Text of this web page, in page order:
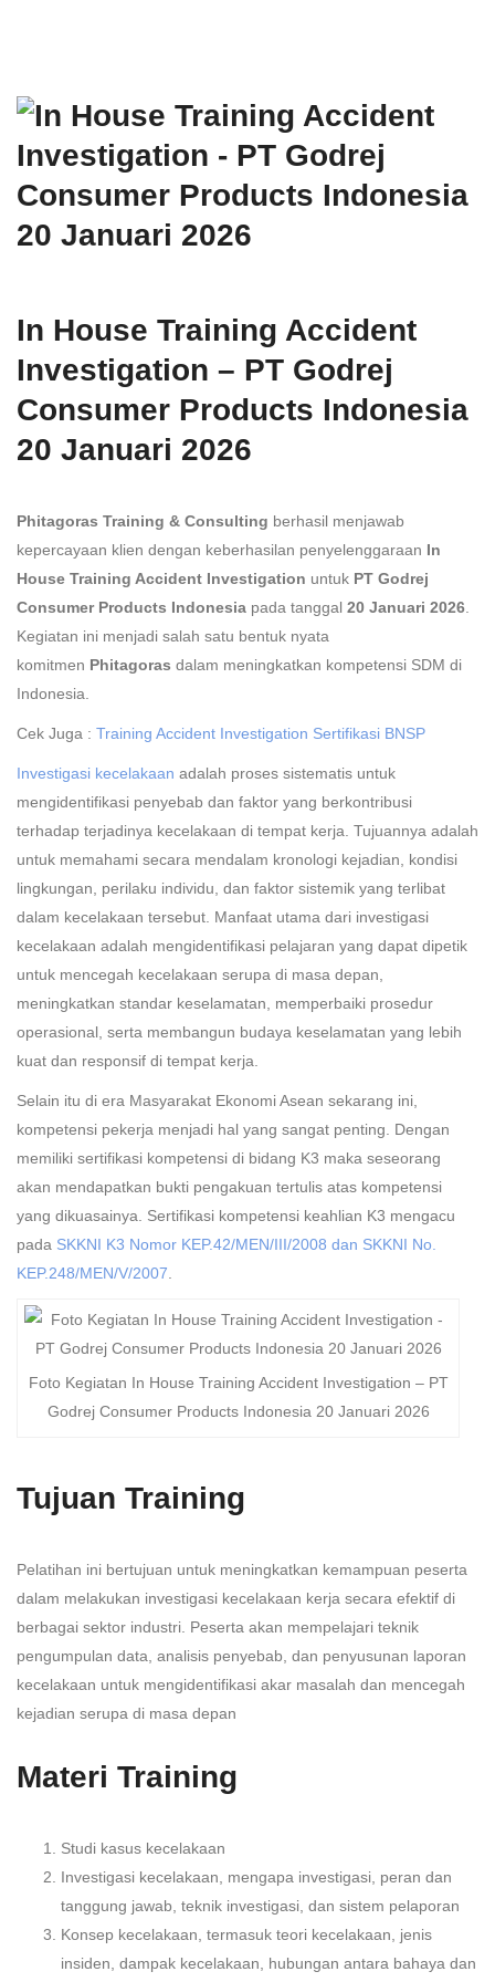
In House Training Accident
Investigation – PT Godrej
Consumer Products Indonesia
20 Januari 2026
Phitagoras Training & Consulting berhasil menjawab
kepercayaan klien dengan keberhasilan penyelenggaraan In
House Training Accident Investigation untuk PT Godrej
Consumer Products Indonesia pada tanggal 20 Januari 2026
Kegiatan ini menjadi salah satu bentuk nyata
komitmen Phitagoras dalam meningkatkan kompetensi SDM di
Indonesia.
Cek Juga : Training Accident Investigation Sertifikasi BNSP
Investigasi kecelakaan adalah proses sistematis untuk
mengidentifikasi penyebab dan faktor yang berkontribusi
terhadap terjadinya kecelakaan di tempat kerja. Tujuannya adalah
untuk memahami secara mendalam kronologi kejadian, kondisi
lingkungan, perilaku individu, dan faktor sistemik yang terlibat
dalam kecelakaan tersebut. Manfaat utama dari investigasi
kecelakaan adalah mengidentifikasi pelajaran yang dapat dipetik
untuk mencegah kecelakaan serupa di masa depan,
meningkatkan standar keselamatan, memperbaiki prosedur
operasional, serta membangun budaya keselamatan yang lebih
kuat dan responsif di tempat kerja.
Selain itu di era Masyarakat Ekonomi Asean sekarang ini,
kompetensi pekerja menjadi hal yang sangat penting. Dengan
memiliki sertifikasi kompetensi di bidang K3 maka seseorang
akan mendapatkan bukti pengakuan tertulis atas kompetensi
yang dikuasainya. Sertifikasi kompetensi keahlian K3 mengacu
pada SKKNI K3 Nomor KEP.42/MEN/III/2008 dan SKKNI No.
KEP.248/MEN/V/2007
Foto Kegiatan In House Training Accident Investigation – PT
Godrej Consumer Products Indonesia 20 Januari 2026
Tujuan Training
Pelatihan ini bertujuan untuk meningkatkan kemampuan peserta
dalam melakukan investigasi kecelakaan kerja secara efektif di
berbagai sektor industri. Peserta akan mempelajari teknik
pengumpulan data, analisis penyebab, dan penyusunan laporan
kecelakaan untuk mengidentifikasi akar masalah dan mencegah
kejadian serupa di masa depan
Materi Training
Studi kasus kecelakaan
Investigasi kecelakaan, mengapa investigasi, peran dan
tanggung jawab, teknik investigasi, dan sistem pelaporan
Konsep kecelakaan, termasuk teori kecelakaan, jenis
insiden, dampak kecelakaan, hubungan antara bahaya dan